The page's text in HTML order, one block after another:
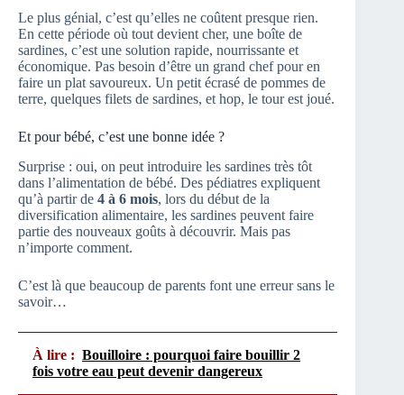
Le plus génial, c’est qu’elles ne coûtent presque rien.
En cette période où tout devient cher, une boîte de
sardines, c’est une solution rapide, nourrissante et
économique. Pas besoin d’être un grand chef pour en
faire un plat savoureux. Un petit écrasé de pommes de
terre, quelques filets de sardines, et hop, le tour est joué.
Et pour bébé, c’est une bonne idée ?
Surprise : oui, on peut introduire les sardines très tôt
dans l’alimentation de bébé. Des pédiatres expliquent
qu’à partir de 4 à 6 mois, lors du début de la
diversification alimentaire, les sardines peuvent faire
partie des nouveaux goûts à découvrir. Mais pas
n’importe comment.
C’est là que beaucoup de parents font une erreur sans le
savoir…
À lire : Bouilloire : pourquoi faire bouillir 2
fois votre eau peut devenir dangereux